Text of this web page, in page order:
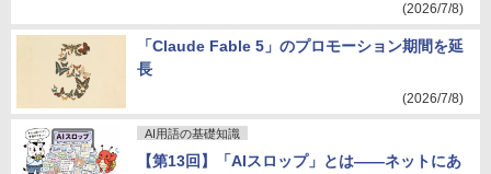
(2026/7/8)
「Claude Fable 5」のプロモーション期間を延
長
(2026/7/8)
AI用語の基礎知識
【第13回】「AIスロップ」とは――ネットにあ